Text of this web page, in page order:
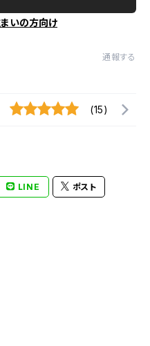
いの方向け
通報する
(15)
LINE ポスト